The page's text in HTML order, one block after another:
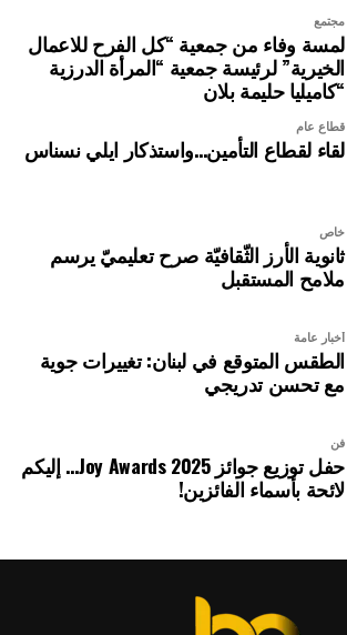
مجتمع
لمسة وفاء من جمعية “كل الفرح للاعمال
الخيرية” لرئيسة جمعية “المرأة الدرزية
“كاميليا حليمة بلان
قطاع عام
لقاء لقطاع التأمين…واستذكار ايلي نسناس
خاص
ثانوية الأرز الثّقافيّة صرح تعليميّ يرسم
ملامح المستقبل
أخبار عامة
الطقس المتوقع في لبنان: تغييرات جوية
مع تحسن تدريجي
فن
حفل توزيع جوائز Joy Awards 2025… إليكم
لائحة بأسماء الفائزين!